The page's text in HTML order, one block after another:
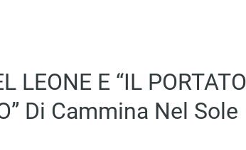
LEONE E “IL
Di Cammina Nel Sole